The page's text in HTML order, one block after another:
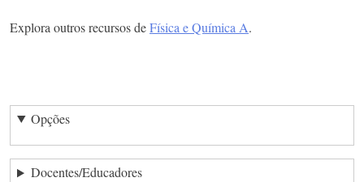
Explora outros recursos deFísica e Química A.
Opções
Docentes/Educadores